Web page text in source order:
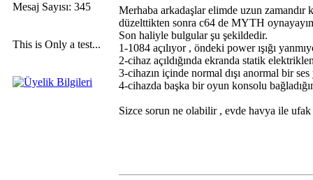
Mesaj Sayısı: 345
This is Only a test...
Merhaba arkadaşlar elimde uzun zamandır
düzelttikten sonra c64 de MYTH
Son haliyle bulgular şu şekildedir.
1-1084 açılıyor , öndeki power ışığı
2-cihaz açıldığında ekranda statik
3-cihazın içinde normal dışı anormal bir
4-cihazda başka bir oyun konsolu
Sizce sorun ne olabilir , evde havya ile